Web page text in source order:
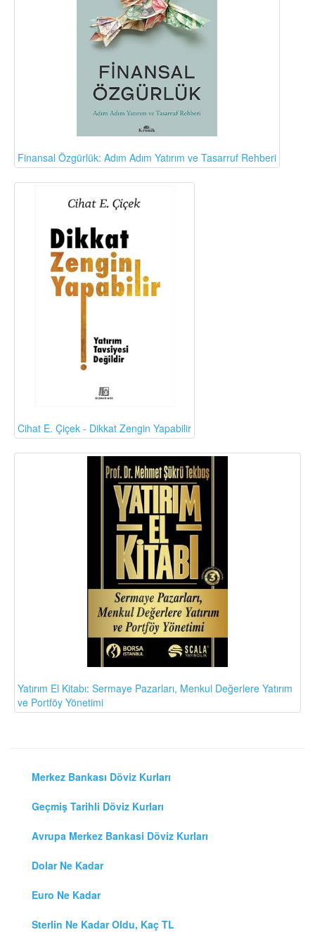
Finansal Özgürlük: Adım Adım Yatırım ve Tasarruf Rehberi
Cihat E. Çiçek - Dikkat Zengin Yapabilir
Yatırım El Kitabı: Sermaye Pazarları, Menkul Değerlere Yatırım
ve Portföy Yönetimi
Merkez Bankası Döviz Kurları
Geçmiş Tarihli Döviz Kurları
Avrupa Merkez Bankasi Döviz Kurları
Dolar Ne Kadar
Euro Ne Kadar
Sterlin Ne Kadar Oldu, Kaç TL